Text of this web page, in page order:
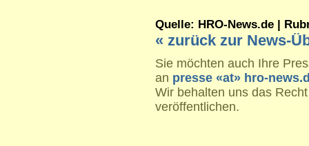
Quelle: HRO-News.de |
« zurück zur News-
Sie möchten auch Ihre
an presse «at» hro-
Wir behalten uns das
veröffentlichen.